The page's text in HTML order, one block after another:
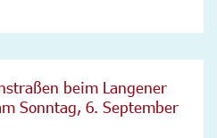
beim Langener
Sonntag, 6. September